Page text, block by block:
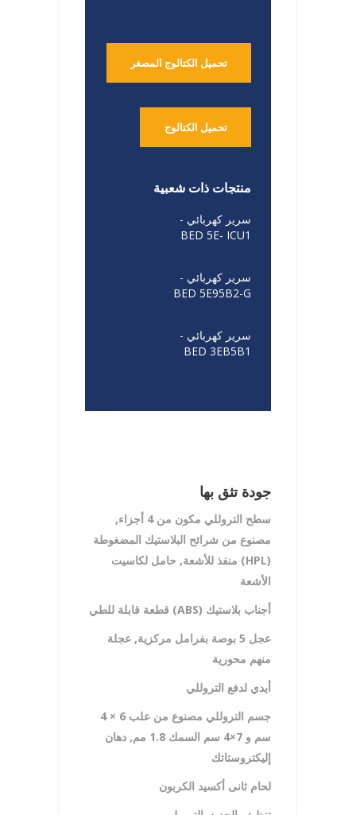
تحميل الكتالوج المصغر
تحميل الكتالوج
منتجات ذات شعبية
سرير كهربائي -
BED 5E- ICU1
سرير كهربائي -
BED 5E95B2-G
سرير كهربائي -
BED 3EB5B1
جودة تثق بها
سطح التروللي مكون من 4 أجزاء,
مصنوع من شرائح البلاستيك المضغوطة
(HPL)
منفذ للأشعة, حامل لكاسيت
الأشعة
أجناب بلاستيك (ABS)
قطعة قابلة للطي
عجل
5 بوصة بفرامل مركزية, عجلة
منهم محورية
أيدي لدفع التروللي
جسم التروللي مصنوع من علب 6 × 4
سم
و 7×4 سم السمك 1.8 مم, دهان
إليكتروستاتك
لحام ثانى أكسيد الكربون